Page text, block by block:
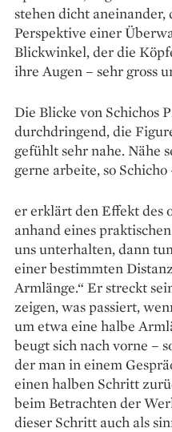
stehen dicht
Perspektive einer
Blickwinkel, der die
ihre Augen – sehr gross
Die Blicke von Schichos
durchdringend, die
gefühlt sehr nahe. Nähe
gerne arbeite, so Schicho
er erklärt den Effekt des
anhand ­eines
uns unterhalten, dann
einer bestimmten
Armlänge.“ Er streckt
zeigen, was passiert,
um etwa eine halbe
beugt sich nach vorne –
der man in einem
einen halben Schritt
beim Betrachten der
dieser Schritt auch als